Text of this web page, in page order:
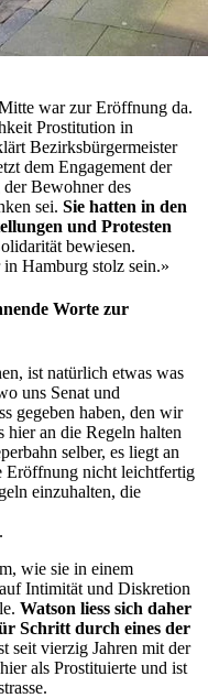
war zur Eröffnung da.
Prostitution in
Bezirksbürgermeister
dem Engagement der
Bewohner des
sei. Sie hatten in den
und Protesten
bewiesen.
Hamburg stolz sein.»
Worte zur
ist natürlich etwas was
uns Senat und
gegeben haben, den wir
hier an die Regeln halten
selber, es liegt an
Eröffnung nicht leichtfertig
einzuhalten, die
wie sie in einem
Intimität und Diskretion
Watson liess sich daher
Schritt durch eines der
seit vierzig Jahren mit der
als Prostituierte und ist